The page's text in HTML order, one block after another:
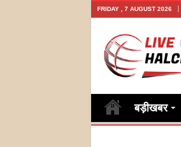
FRIDAY , 7 AUGUST 2026
बड़ीखबर